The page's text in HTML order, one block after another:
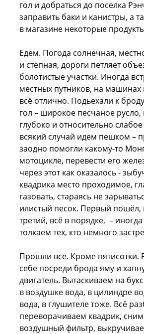
гол и добраться до поселка
заправить баки и канистры, а
в магазине некоторые
Едем. Погода солнечная,
и степная, дороги петляет
болотистые участки. Иногда
местных путников, на
всё отлично. Подьехали к
гол – широкое песчаное русло,
глубоко и относительно
всякий случай идем пешком –
заодно помогли какому-то
мотоцикле, перевести его
через этот как оказалось -
квадрика место проходимое,
газовать, стараясь не
илистый песок. Первый пошёл,
третий, всё в порядке, –
толкаем тех, кто немного
Прошли все. Кроме пятисотки.
себе посреди брода яму и
двигатель. Вытаскиваем на
в воздушке вода, в цилиндре
вода, в глушителе тоже. Всё
переворачиваем квадрик,
воздушный фильтр,